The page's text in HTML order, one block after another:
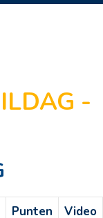
-
Punten Video